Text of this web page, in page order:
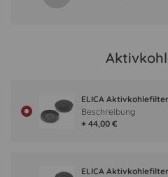
ELICA Aktivkohlefilter
+ 44,00 €
Beschreibung
ELICA Aktivkohlefilter